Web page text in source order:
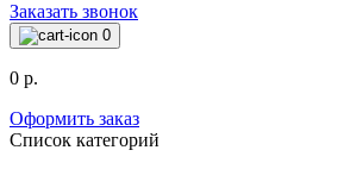
Заказать звонок
0
0 р.
Оформить заказ
Список категорий